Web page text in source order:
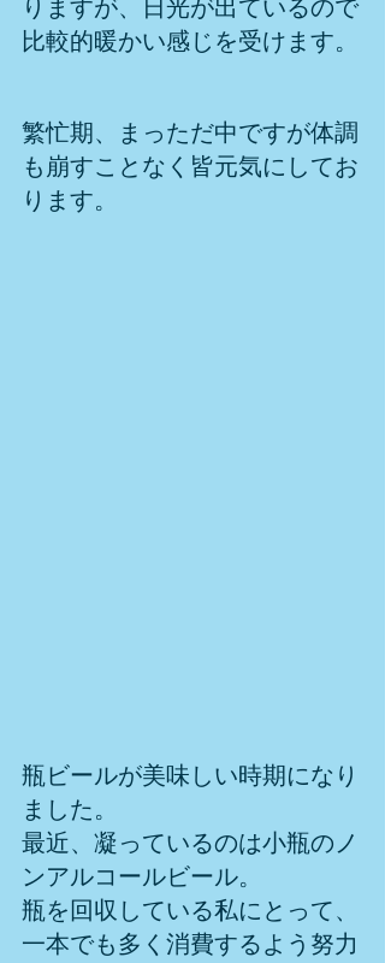
りますが、日光が出ているので
比較的暖かい感じを受けます。
繁忙期、まっただ中ですが体調
も崩すことなく皆元気にしてお
ります。
瓶ビールが美味しい時期になり
ました。
最近、凝っているのは小瓶のノ
ンアルコールビール。
瓶を回収している私にとって、
一本でも多く消費するよう努力